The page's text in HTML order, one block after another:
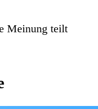
Meinung teilt